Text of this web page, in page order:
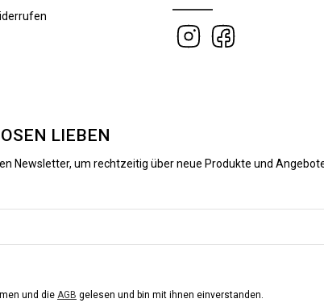
LIEBEN
Newsletter, um rechtzeitig über neue Produkte und
und die AGB gelesen und bin mit ihnen einverstanden.